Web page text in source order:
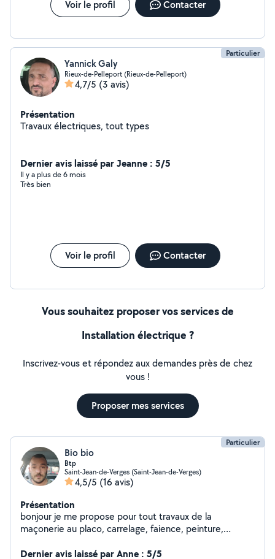
Voir le profil Contacter
Particulier
Yannick Galy
Rieux-de-Pelleport (Rieux-de-Pelleport)
4,7/5 (3 avis)
Présentation
Travaux électriques, tout types
Dernier avis laissé par Jeanne : 5/5
Il y a plus de 6 mois
Très bien
Voir le profil Contacter
Vous souhaitez proposer vos services de
Installation électrique ?
Inscrivez-vous et répondez aux demandes près de chez
vous !
Proposer mes services
Particulier
Bio bio
Btp
Saint-Jean-de-Verges (Saint-Jean-de-Verges)
4,5/5 (16 avis)
Présentation
bonjour je me propose pour tout travaux de la
maçonerie au placo, carrelage, faience, peinture,
tapisserie, terrasse bois,en passant part le jardinage.
Dernier avis laissé par Anne : 5/5